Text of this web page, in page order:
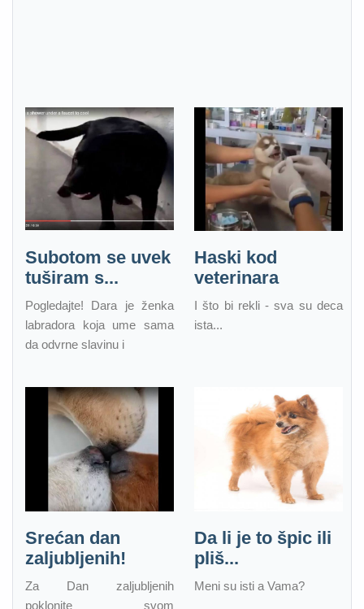
Subotom se uvek
tuširam s...
Pogledajte! Dara je ženka
labradora koja ume sama
da odvrne slavinu i
Haski kod
veterinara
I što bi rekli - sva su deca
ista...
Srećan dan
zaljubljenih!
Za Dan zaljubljenih
poklonite svom
Da li je to špic ili
pliš...
Meni su isti a Vama?